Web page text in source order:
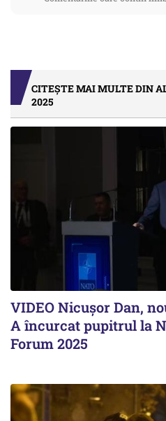
CITEȘTE MAI MULTE DIN
2025
VIDEO Nicușor Dan,
A încurcat pupitrul la
Forum 2025